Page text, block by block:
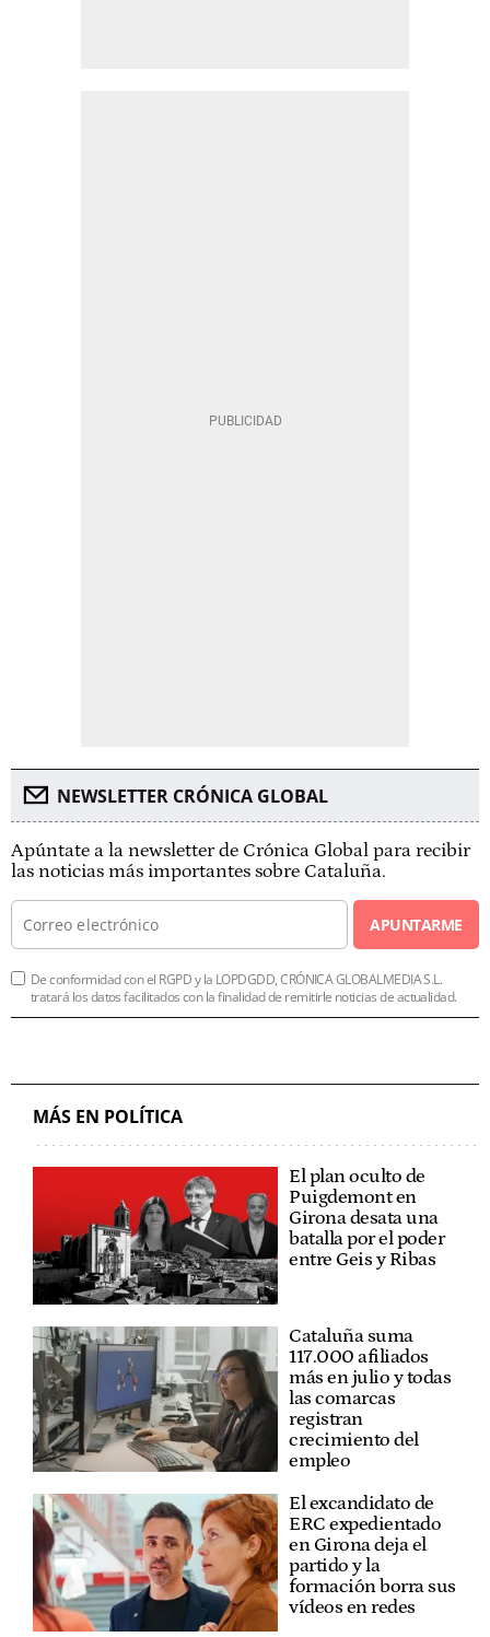
NEWSLETTER CRÓNICA GLOBAL
Apúntate a la newsletter de Crónica Global para recibir
las noticias más importantes sobre Cataluña.
APUNTARME
De conformidad con el RGPD y la LOPDGDD, CRÓNICA GLOBALMEDIA S.L.
tratará los datos facilitados con la finalidad de remitirle noticias de actualidad.
MÁS EN POLÍTICA
El plan oculto de
Puigdemont en
Girona desata una
batalla por el poder
entre Geis y Ribas
Cataluña suma
117.000 afiliados
más en julio y todas
las comarcas
registran
crecimiento del
empleo
El excandidato de
ERC expedientado
en Girona deja el
partido y la
formación borra sus
vídeos en redes